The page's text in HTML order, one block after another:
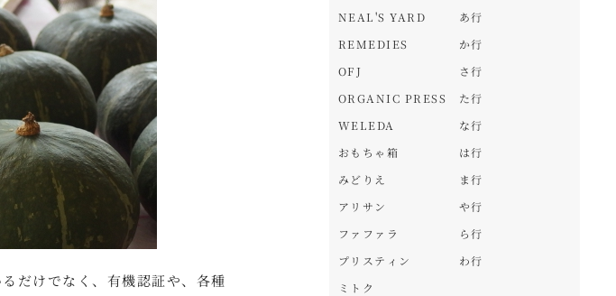
だけでなく、有機認証や、各種
NEAL'S YARD
REMEDIES
OFJ
ORGANIC PRESS
WELEDA
おもちゃ箱
みどりえ
アリサン
ファファラ
プリスティン
ミトク
あ行
か行
さ行
た行
な行
は行
ま行
や行
ら行
わ行